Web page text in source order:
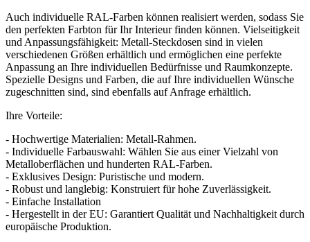
Auch individuelle RAL-Farben können realisiert werden, sodass Sie
den perfekten Farbton für Ihr Interieur finden können. Vielseitigkeit
und Anpassungsfähigkeit: Metall-Steckdosen sind in vielen
verschiedenen Größen erhältlich und ermöglichen eine perfekte
Anpassung an Ihre individuellen Bedürfnisse und Raumkonzepte.
Spezielle Designs und Farben, die auf Ihre individuellen Wünsche
zugeschnitten sind, sind ebenfalls auf Anfrage erhältlich.
Ihre Vorteile:
- Hochwertige Materialien: Metall-Rahmen.
- Individuelle Farbauswahl: Wählen Sie aus einer Vielzahl von
Metalloberflächen und hunderten RAL-Farben.
- Exklusives Design: Puristische und modern.
- Robust und langlebig: Konstruiert für hohe Zuverlässigkeit.
- Einfache Installation
- Hergestellt in der EU: Garantiert Qualität und Nachhaltigkeit durch
europäische Produktion.